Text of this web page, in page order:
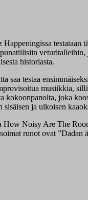
historiasta.
saa testaa
musiikkia,
kokoonpanolta, joka
ja ulkoisen
How Noisy Are The
runot ovat ”Dadan